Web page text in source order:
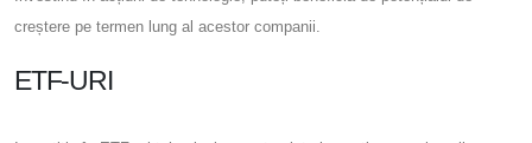
creștere pe termen lung al acestor companii.
ETF-URI